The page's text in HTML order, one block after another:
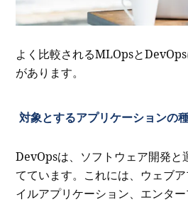
よく比較されるMLOpsと
があります。
対象とするアプリケーションの
DevOpsは、ソフトウェア開発と
てています。これには、ウェブ
イルアプリケーション、エンタ